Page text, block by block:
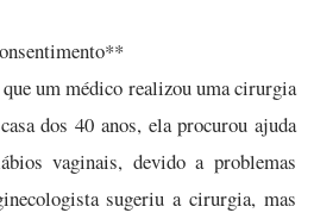
um médico realizou uma cirurgia
dos 40 anos, ela procurou ajuda
vaginais, devido a problemas
sugeriu a cirurgia, mas